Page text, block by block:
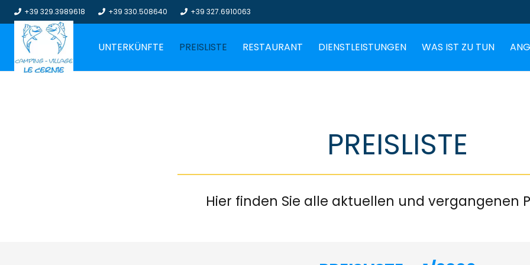
+39 329.3989618 +39 330.508640 +39 327.6910063
UNTERKÜNFTE PREISLISTE RESTAURANT DIENSTLEISTUNGEN WAS IST ZU TUN
PREISLISTE
Hier finden Sie alle aktuellen und vergangenen